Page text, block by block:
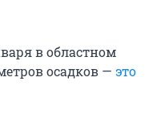
в областном
осадков — это